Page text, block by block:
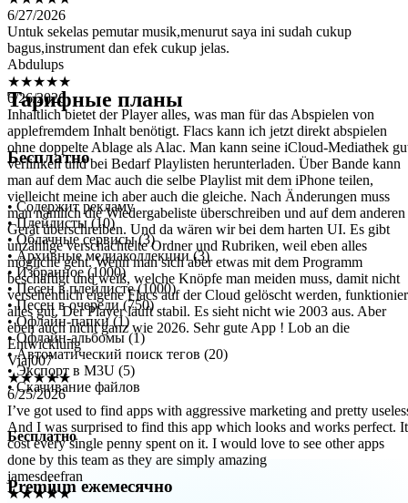
bagus,instrument dan efek cukup jelas.
Abdulups
★★★★★
6/26/2026
Inhaltlich bietet der Player alles, was man für das Abspielen von
applefremdem Inhalt benötigt. Flacs kann ich jetzt direkt abspielen
ohne doppelte Ablage als Alac. Man kann seine iCloud-Mediathek
verlinken und bei Bedarf Playlisten herunterladen. Über Bande kann
man auf dem Mac auch die selbe Playlist mit dem iPhone teilen,
vielleicht meine ich aber auch die gleiche. Nach Änderungen muss
man nämlich die Wiedergabeliste überschreiben und auf dem anderen
Gerät überschreiben. Und da wären wir bei dem harten UI. Es gibt
unzählige verschachtelte Ordner und Rubriken, weil eben alles
mögliche geht. Wenn man sich aber etwas mit dem Programm
beschäftigt und weiß, welche Knöpfe man meiden muss, damit nicht
versehentlich eigene Flacs auf der Cloud gelöscht werden,
alles gut. Der Player läuft stabil. Es sieht nicht wie 2003 aus. Aber
eben auch nicht ganz wie 2026. Sehr gute App ! Lob an die
Entwicklung
Viaj007
★★★★★
6/25/2026
I’ve got used to find apps with aggressive marketing and pretty
And I was surprised to find this app which looks and works perfect. It
cost every single penny spent on it. I would love to see other apps
done by this team as they are simply amazing
jamesdeefran
★★★★★
6/15/2026
😭 this is the BEST music player on iOS, I would pay full for the eq
Тарифные планы
Бесплатно
• Содержит рекламу
• Плейлисты (10)
• Облачные сервисы (3)
• Архивные медиаколлекции (3)
• Избранное (1000)
• Песен в плейлисте (1000)
• Песен в очереди (750)
• Офлайн-папки (1)
• Офлайн-альбомы (1)
• Автоматический поиск тегов (20)
• Экспорт в M3U (5)
• Скачивание файлов
Бесплатно
Premium ежемесячно